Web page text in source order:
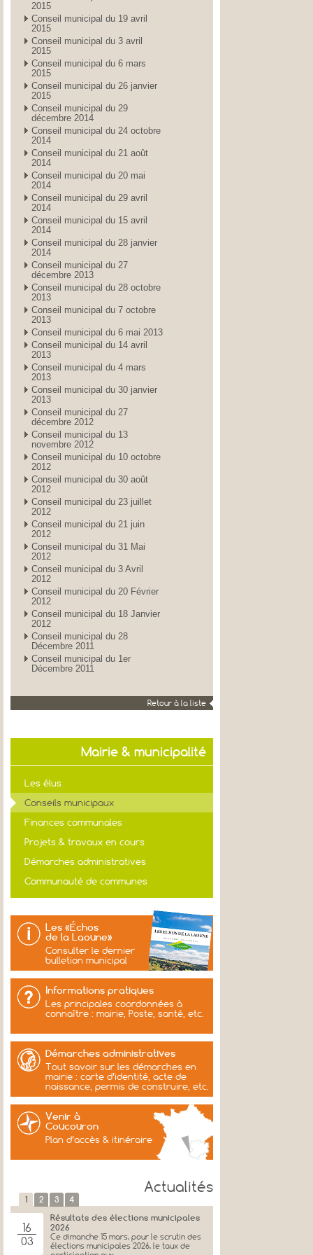
2015
Conseil municipal du 19 avril
2015
Conseil municipal du 3 avril
2015
Conseil municipal du 6 mars
2015
Conseil municipal du 26 janvier
2015
Conseil municipal du 29
décembre 2014
Conseil municipal du 24 octobre
2014
Conseil municipal du 21 août
2014
Conseil municipal du 20 mai
2014
Conseil municipal du 29 avril
2014
Conseil municipal du 15 avril
2014
Conseil municipal du 28 janvier
2014
Conseil municipal du 27
décembre 2013
Conseil municipal du 28 octobre
2013
Conseil municipal du 7 octobre
2013
Conseil municipal du 6 mai 2013
Conseil municipal du 14 avril
2013
Conseil municipal du 4 mars
2013
Conseil municipal du 30 janvier
2013
Conseil municipal du 27
décembre 2012
Conseil municipal du 13
novembre 2012
Conseil municipal du 10 octobre
2012
Conseil municipal du 30 août
2012
Conseil municipal du 23 juillet
2012
Conseil municipal du 21 juin
2012
Conseil municipal du 31 Mai
2012
Conseil municipal du 3 Avril
2012
Conseil municipal du 20 Février
2012
Conseil municipal du 18 Janvier
2012
Conseil municipal du 28
Décembre 2011
Conseil municipal du 1er
Décembre 2011
Retour à la liste
Mairie & municipalité
Les élus
Conseils municipaux
Finances communales
Projets & travaux en cours
Démarches administratives
Communauté de communes
Les «Échos
de la Laoune»
Consulter le dernier
bulletion municipal
Informations pratiques
Les principales coordonnées à
connaître : mairie, Poste, santé, etc.
Démarches administratives
Tout savoir sur les démarches en
mairie : carte d’identité, acte de
naissance, permis de construire, etc.
Venir à
Coucouron
Plan d’accès & itinéraire
Actualités
16
03
Résultats des élections municipales
2026
Ce dimanche 15 mars, pour le scrutin des
élections municipales 2026, le taux de
1 2 3 4